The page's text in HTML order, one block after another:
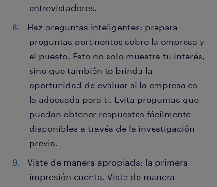
entrevistadores.
Haz preguntas inteligentes: prepara
preguntas pertinentes sobre la empresa y
el puesto. Esto no solo muestra tu interés,
sino que también te brinda la
oportunidad de evaluar si la empresa es
la adecuada para ti. Evita preguntas que
puedan obtener respuestas fácilmente
disponibles a través de la investigación
previa.
Viste de manera apropiada: la primera
impresión cuenta. Viste de manera